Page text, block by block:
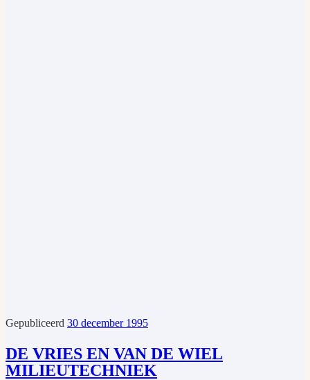
Gepubliceerd 30 december 1995
DE VRIES EN VAN DE WIEL
MILIEUTECHNIEK